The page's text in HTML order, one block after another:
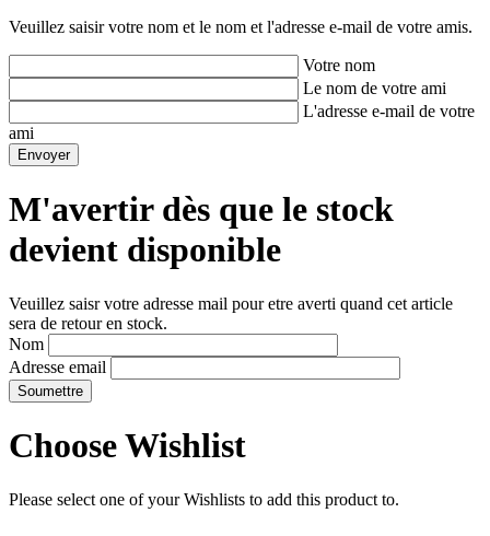
Veuillez saisir votre nom et le nom et l'adresse e-mail de votre amis.
Votre nom
Le nom de votre ami
L'adresse e-mail de votre
ami
M'avertir dès que le stock
devient disponible
Veuillez saisr votre adresse mail pour etre averti quand cet article
sera de retour en stock.
Nom
Adresse email
Choose Wishlist
Please select one of your Wishlists to add this product to.